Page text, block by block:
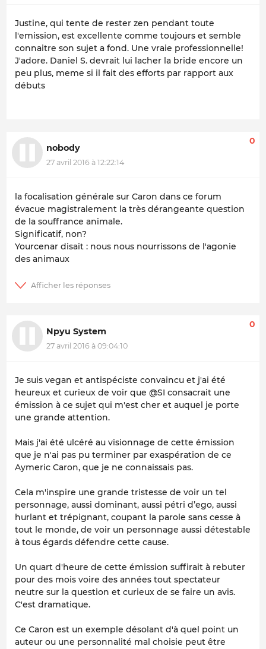
Justine, qui tente de rester zen pendant toute
l'emission, est excellente comme toujours et semble
connaitre son sujet a fond. Une vraie professionnelle!
J'adore. Daniel S. devrait lui lacher la bride encore un
peu plus, meme si il fait des efforts par rapport aux
débuts
nobody
27 avril 2016 à 12:22:14
0
la focalisation générale sur Caron dans ce forum
évacue magistralement la très dérangeante question
de la souffrance animale.
Significatif, non?
Yourcenar disait : nous nous nourrissons de l'agonie
des animaux
Npyu System
27 avril 2016 à 09:04:10
0
Je suis vegan et antispéciste convaincu et j'ai été
heureux et curieux de voir que @SI consacrait une
émission à ce sujet qui m'est cher et auquel je porte
une grande attention.
Mais j'ai été ulcéré au visionnage de cette émission
que je n'ai pas pu terminer par exaspération de ce
Aymeric Caron, que je ne connaissais pas.
Cela m'inspire une grande tristesse de voir un tel
personnage, aussi dominant, aussi pétri d’ego, aussi
hurlant et trépignant, coupant la parole sans cesse à
tout le monde, de voir un personnage aussi détestable
à tous égards défendre cette cause.
Un quart d'heure de cette émission suffirait à rebuter
pour des mois voire des années tout spectateur
neutre sur la question et curieux de se faire un avis.
C'est dramatique.
Ce Caron est un exemple désolant d'à quel point un
auteur ou une personnalité mal choisie peut être